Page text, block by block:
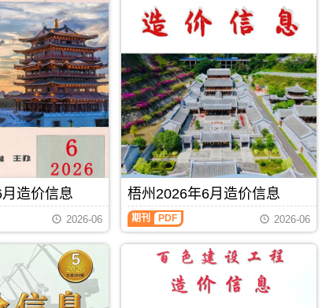
（钦
设
工
程
造
价
信
息）
期
刊，
由
钦
州
市
建
造价信息
2026-06
梧州2026年6月造价信息
梧
州
期刊 PDF 2026-06